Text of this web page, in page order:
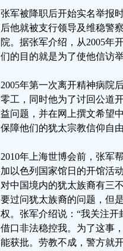
张军被降职后开始实名举报
后他就被支行领导及维稳警
院。据张军介绍，从2005年
们的目的就是为了使他信访
2005年第一次离开精神病院
零工，同时他为了讨回公道
益问题，并在网上撰文希望
保障他们的犹太宗教信仰自
2010年上海世博会前，张军
加以色列国家馆日的开馆活
对中国境内的犹太族裔有三
要过问犹太族裔的问题，但
权。张军介绍说：“我关注
借口非法稳控我。为了这事
能获批。劳教不成，警方就